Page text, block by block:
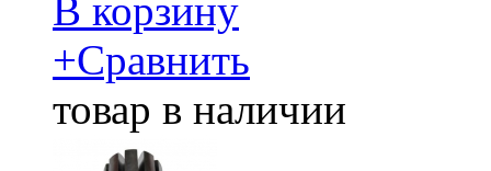
В корзину
+Сравнить
товар в наличии